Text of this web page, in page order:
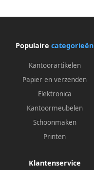
Populaire categorieën
Kantoorartikelen
Papier en verzenden
Elektronica
Kantoormeubelen
Schoonmaken
Printen
Klantenservice